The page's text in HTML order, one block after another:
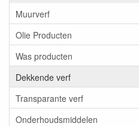
Muurverf
Olie Producten
Was producten
Dekkende verf
Transparante verf
Onderhoudsmiddelen